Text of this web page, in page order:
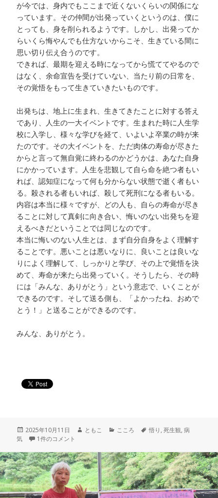
が今では、身内でもここまで近くないくらいの関係にな
っています。その仲間が出発っていくというのは、僕に
とっても、身を削られるようです。しかし、出発ってか
らいくら悔やんでも仕方ないからこそ、生きている間に
思い切り伝え合うのです。
できれば、最期を迎える時になってから慌ててやるので
はなく、余命宣告を受けていない、当たり前の日常を、
その覚悟をもって生きていきたいものです。
出発ちは、地上に生まれ、生きてきたことに対する答え
であり、人生の一大イベントです。生まれた時に人生学
校に入学し、様々な学びを経て、いよいよ卒業の時が来
たのです。その大イベントを、ただ肉体の寿命が尽きた
からと言って無自覚に終わるのかどうかは、あなた自身
にかかっています。人生を悲観して自ら命を絶つ者もい
れば、認知症になって何も分からない状態で逝く者もい
る。殺される者もいれば、殺して死刑になる者もいる。
内容は本当に様々ですが、どの人も、自らの寿命が尽き
ることに対して真剣に向き合い、悔いのない出発ちを迎
えるべきだということでは同じなのです。
本当に悔いのない人生とは、まず自分自身をよく理解す
ることです。悪いことは悪いなりに、良いことは良いな
りによく理解して、しっかりと学び、その上で覚悟を決
めて、寿命が来たら出発っていく。そうしたら、その時
には「みんな、ありがとう」という意志で、いくことが
できるのです。そして送る側も、「よかったね、おめで
とう！」と送ることができるのです。
みんな、ありがとう。
投
稿
2025年10月11日
作
ともこ
カ
リ
ー
こころ
タ
悟り ,死生観,病
気
「みんな、ありがとう」〜 人生のたびだちに向けて への
1件のコメント